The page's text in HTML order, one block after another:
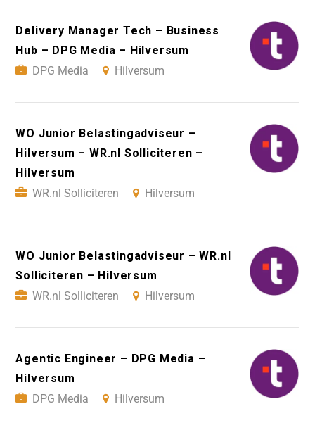
Delivery Manager Tech – Business
Hub – DPG Media – Hilversum
DPG Media
Hilversum
WO Junior Belastingadviseur –
Hilversum – WR.nl Solliciteren –
Hilversum
WR.nl Solliciteren
Hilversum
WO Junior Belastingadviseur – WR.nl
Solliciteren – Hilversum
WR.nl Solliciteren
Hilversum
Agentic Engineer – DPG Media –
Hilversum
DPG Media
Hilversum